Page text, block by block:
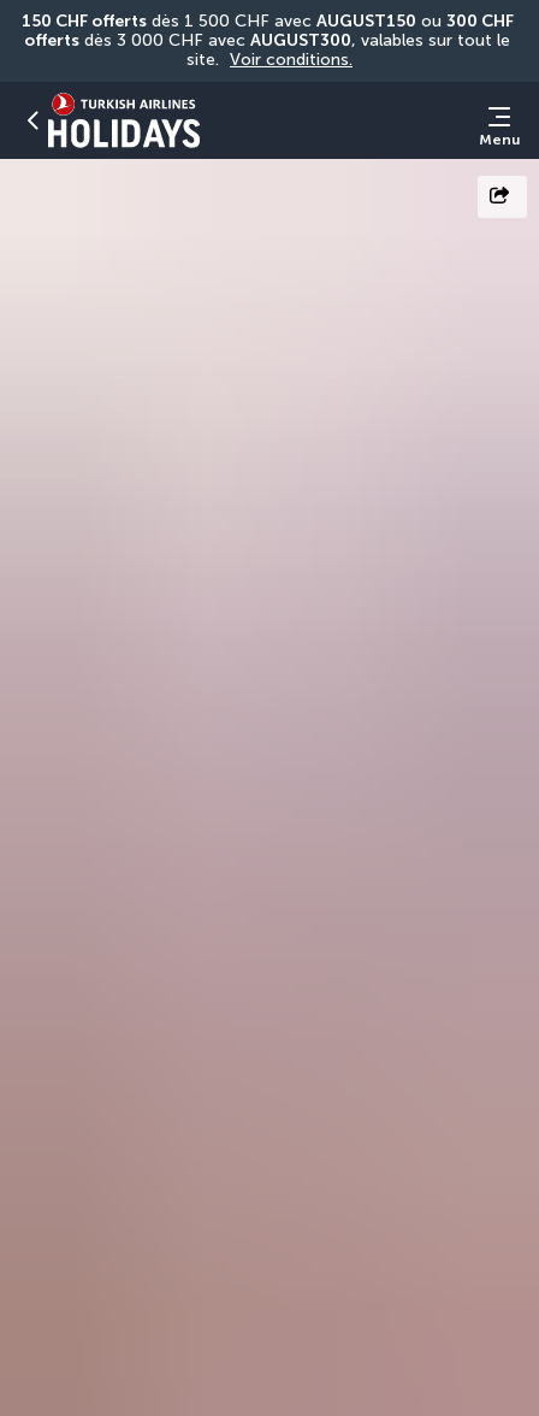
150 CHF offerts dès 1 500 CHF avec AUGUST150 ou 300 CHF
offerts dès 3 000 CHF avec AUGUST300, valables sur tout le
site. Voir conditions.
Menu